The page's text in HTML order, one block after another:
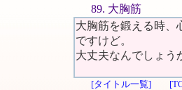
89. 大胸筋
大胸筋を鍛える時、
ですけど。
大丈夫なんでしょう
[タイトル一覧]